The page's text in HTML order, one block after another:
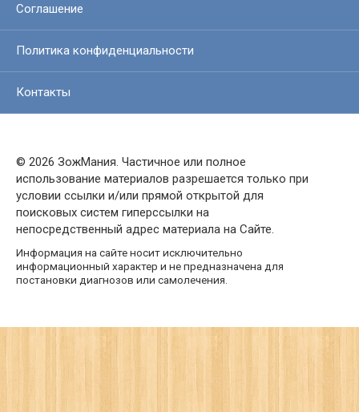
Соглашение
Политика конфиденциальности
Контакты
© 2026 ЗожМания. Частичное или полное
использование материалов разрешается только при
условии ссылки и/или прямой открытой для
поисковых систем гиперссылки на
непосредственный адрес материала на Сайте.
Информация на сайте носит исключительно
информационный характер и не предназначена для
постановки диагнозов или самолечения.